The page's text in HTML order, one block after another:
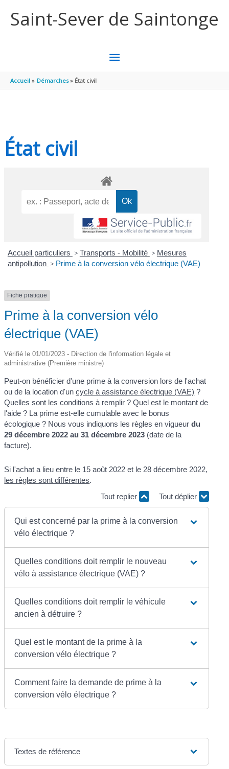
Saint-Sever de Saintonge
MENU
Accueil Démarches État civil
État civil
Accueil particuliers > Transports - Mobilité > Mesures
antipollution > Prime à la conversion vélo électrique (VAE)
Fiche pratique
Prime à la conversion vélo
électrique (VAE)
Vérifié le 01/01/2023 - Direction de l'information légale et
administrative (Première ministre)
Peut-on bénéficier d'une prime à la conversion lors de l'achat
ou de la location d'uncycle à assistance électrique (VAE) ?
Quelles sont les conditions à remplir ? Quel est le montant de
l'aide ? La prime est-elle cumulable avec le bonus
écologique ? Nous vous indiquons les règles en vigueurdu
29 décembre 2022 au 31 décembre 2023 (date de la
facture).
Si l'achat a lieu entre le 15 août 2022 et le 28 décembre 2022,
les règles sont différentes.
Tout replier
Tout déplier
Qui est concerné par la prime à la conversion
vélo électrique ?
Quelles conditions doit remplir le nouveau
vélo à assistance électrique (VAE) ?
Quelles conditions doit remplir le véhicule
ancien à détruire ?
Quel est le montant de la prime à la
conversion vélo électrique ?
Comment faire la demande de prime à la
conversion vélo électrique ?
Textes de référence